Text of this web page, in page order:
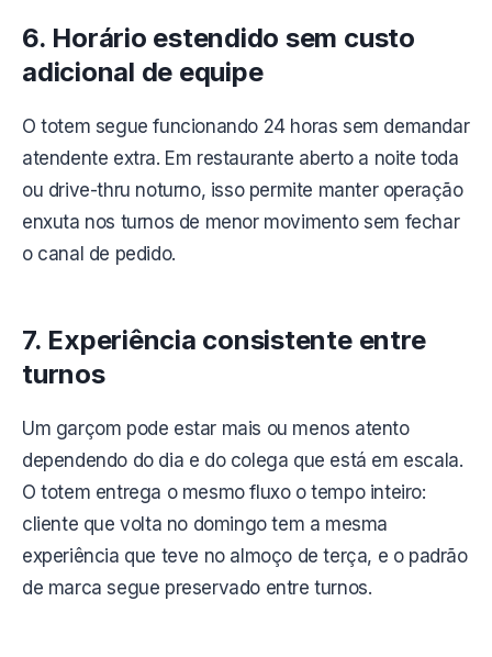
6. Horário estendido sem custo
adicional de equipe
O totem segue funcionando 24 horas sem demandar
atendente extra. Em restaurante aberto a noite toda
ou drive-thru noturno, isso permite manter operação
enxuta nos turnos de menor movimento sem fechar
o canal de pedido.
7. Experiência consistente entre
turnos
Um garçom pode estar mais ou menos atento
dependendo do dia e do colega que está em escala.
O totem entrega o mesmo fluxo o tempo inteiro:
cliente que volta no domingo tem a mesma
experiência que teve no almoço de terça, e o padrão
de marca segue preservado entre turnos.